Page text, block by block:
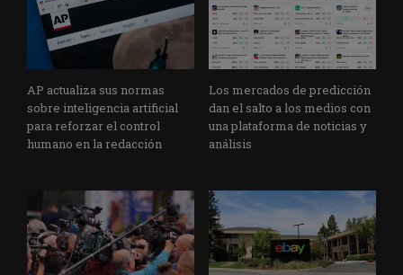
AP actualiza sus normas
sobre inteligencia artificial
para reforzar el control
humano en la redacción
Los mercados de predicción
dan el salto a los medios con
una plataforma de noticias y
análisis